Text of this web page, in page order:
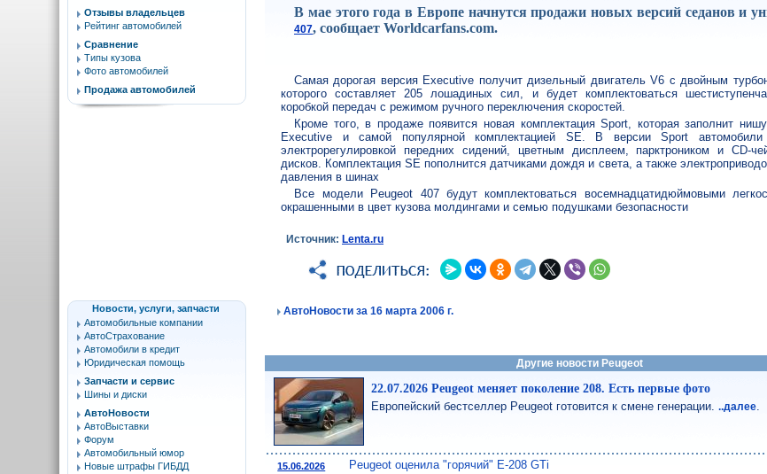
В мае этого года в Европе начнутся продажи новых версий седанов и
407, сообщает Worldcarfans.com.
Самая дорогая версия Executive получит дизельный двигатель V6 с двойным
которого составляет 205 лошадиных сил, и будет комплектоваться
коробкой передач с режимом ручного переключения скоростей.
Кроме того, в продаже появится новая комплектация Sport, которая заполнит
Executive и самой популярной комплектацией SE. В версии Sport автомобили
электрорегулировкой передних сидений, цветным дисплеем, парктроником и CD-
дисков. Комплектация SE пополнится датчиками дождя и света, а также
давления в шинах
Все модели Peugeot 407 будут комплектоваться восемнадцатидюймовыми
окрашенными в цвет кузова молдингами и семью подушками безопасности
Источник:Lenta.ru
АвтоНовости за 16 марта 2006 г.
Другие новости Peugeot
22.07.2026 Peugeot меняет поколение 208. Есть первые фото
Европейский бестселлер Peugeot готовится к смене генерации...далее
15.06.2026 Peugeot оценила "горячий" E-208 GTi
Отзывы владельцев
Рейтинг автомобилей
Сравнение
Типы кузова
Фото автомобилей
Продажа автомобилей
Новости, услуги, запчасти
Автомобильные компании
АвтоСтрахование
Автомобили в кредит
Юридическая помощь
Запчасти и сервис
Шины и диски
АвтоНовости
АвтоВыставки
Форум
Автомобильный юмор
Новые штрафы ГИБДД